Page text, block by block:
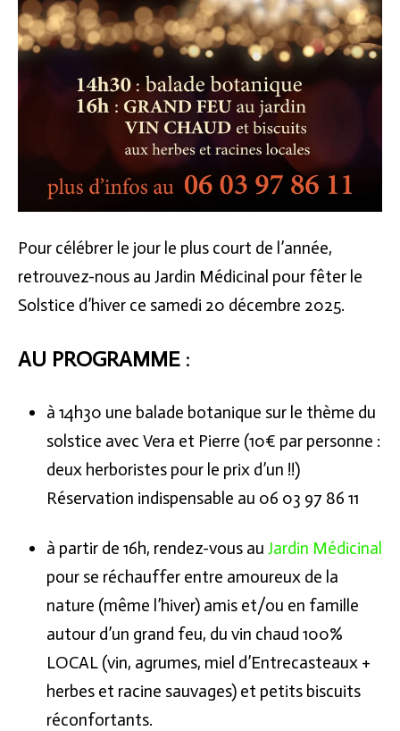
Pour célébrer le jour le plus court de l’année,
retrouvez-nous au Jardin Médicinal pour fêter le
Solstice d’hiver ce samedi 20 décembre 2025.
AU PROGRAMME :
à 14h30 une balade botanique sur le thème du
solstice avec Vera et Pierre (10€ par personne :
deux herboristes pour le prix d’un !!)
Réservation indispensable au 06 03 97 86 11
à partir de 16h, rendez-vous au Jardin Médicinal
pour se réchauffer entre amoureux de la
nature (même l’hiver) amis et/ou en famille
autour d’un grand feu, du vin chaud 100%
LOCAL (vin, agrumes, miel d’Entrecasteaux +
herbes et racine sauvages) et petits biscuits
réconfortants.